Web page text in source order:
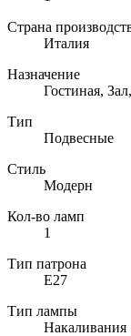
Страна
Италия
Назначение
Гостиная,
Тип
Подвесные
Стиль
Модерн
Кол-во ламп
1
Тип патрона
E27
Тип лампы
Накаливания